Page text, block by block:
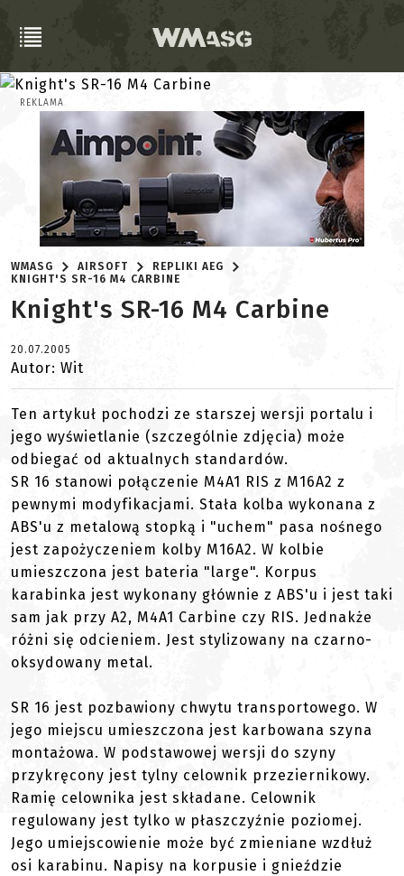
REKLAMA
WMASG AIRSOFT
REPLIKI AEG
KNIGHT'S SR-16 M4 CARBINE
Knight's SR-16 M4 Carbine
20.07.2005
Autor: Wit
Ten artykuł pochodzi ze starszej wersji portalu i
jego wyświetlanie (szczególnie zdjęcia) może
odbiegać od aktualnych standardów.
SR 16 stanowi połączenie M4A1 RIS z M16A2 z
pewnymi modyfikacjami. Stała kolba wykonana z
ABS'u z metalową stopką i "uchem" pasa nośnego
jest zapożyczeniem kolby M16A2. W kolbie
umieszczona jest bateria "large". Korpus
karabinka jest wykonany głównie z ABS'u i jest taki
sam jak przy A2, M4A1 Carbine czy RIS. Jednakże
różni się odcieniem. Jest stylizowany na czarno-
oksydowany metal.
SR 16 jest pozbawiony chwytu transportowego. W
jego miejscu umieszczona jest karbowana szyna
montażowa. W podstawowej wersji do szyny
przykręcony jest tylny celownik przeziernikowy.
Ramię celownika jest składane. Celownik
regulowany jest tylko w płaszczyźnie poziomej.
Jego umiejscowienie może być zmieniane wzdłuż
osi karabinu. Napisy na korpusie i gnieździe